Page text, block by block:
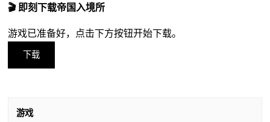
🎬 即刻下载帝国入境所
游戏已准备好，点击下方按钮开始下载。
下载
游戏